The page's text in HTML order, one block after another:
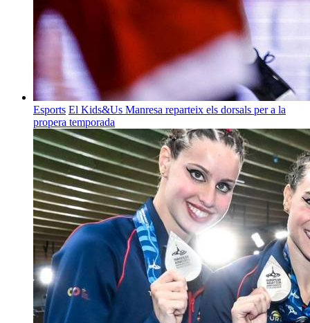
Esports El Kids&Us Manresa reparteix els dorsals per a la
propera temporada